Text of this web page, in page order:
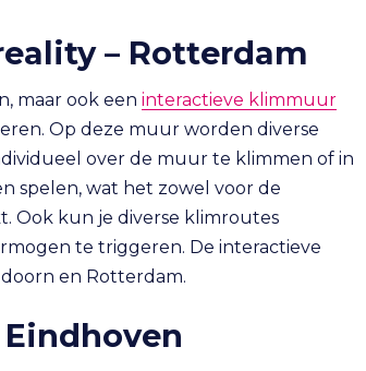
– Rotterdam
maar ook een interactieve klimmuur
Op deze muur worden diverse
over de muur te klimmen of in
spelen, wat het zowel voor de
Ook kun je diverse klimroutes
te triggeren. De interactieve
en Rotterdam.